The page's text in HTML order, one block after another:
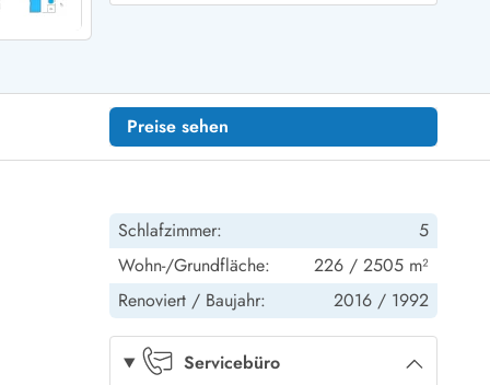
Preise sehen
Schlafzimmer:
5
Wohn-/Grundfläche:
226 / 2505 m²
Renoviert / Baujahr: 2016 / 1992
Servicebüro